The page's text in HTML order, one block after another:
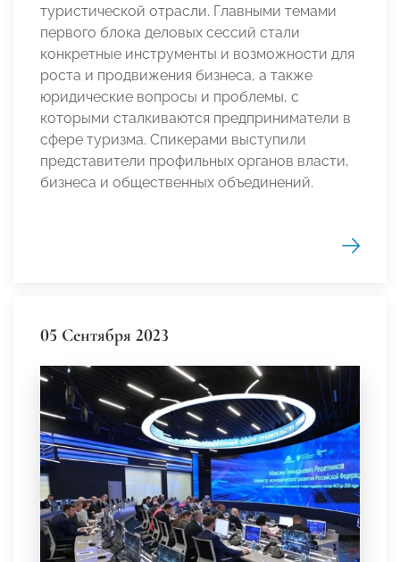
туристической отрасли. Главными темами
первого блока деловых сессий стали
конкретные инструменты и возможности для
роста и продвижения бизнеса, а также
юридические вопросы и проблемы, с
которыми сталкиваются предприниматели в
сфере туризма. Спикерами выступили
представители профильных органов власти,
бизнеса и общественных объединений.
05 Сентября 2023